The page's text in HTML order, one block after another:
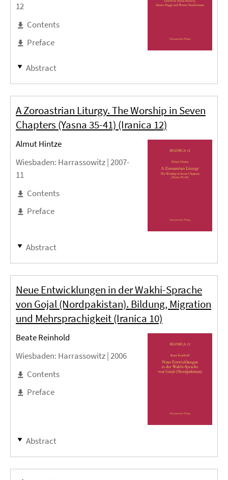
12
Contents
Preface
Abstract
A Zoroastrian Liturgy. The Worship in Seven
Chapters (Yasna 35-41) (Iranica 12)
Almut Hintze
Wiesbaden: Harrassowitz |2007-
11
Contents
Preface
Abstract
Neue Entwicklungen in der Wakhi-Sprache
von Gojal (Nordpakistan). Bildung, Migration
und Mehrsprachigkeit (Iranica 10)
Beate Reinhold
Wiesbaden: Harrassowitz |2006
Contents
Preface
Abstract